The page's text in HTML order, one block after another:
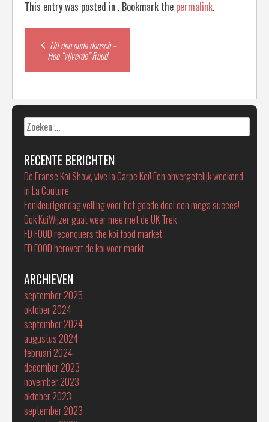
This entry was posted in . Bookmark the permalink.
Post
navigation
Uit den oude doosch –
Hoe “vijverde” Ruud
Zoeken
naar:
RECENTE BERICHTEN
De Franse Koi Show, vive la Carpe Koï! Een onvergetelijk weekend
in La Couture
Eenkleurigendag veiling voor het goede doel een mega succes!
Ook KoiWijzer gaat weer mee met de UK Trek
FD FOOD reconquers the koi food market
FD FOOD herovert de koi voer markt
ARCHIEVEN
september 2025
oktober 2024
september 2024
augustus 2024
februari 2024
december 2023
november 2023
oktober 2023
september 2023